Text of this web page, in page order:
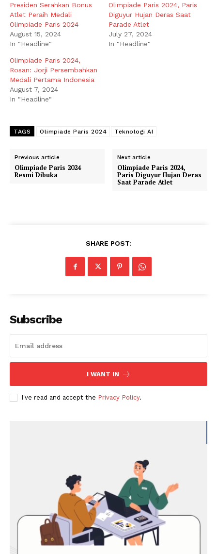
Presiden Serahkan Bonus
Atlet Peraih Medali
Olimpiade Paris 2024
August 15, 2024
In "Headline"
Olimpiade Paris 2024, Paris
Diguyur Hujan Deras Saat
Parade Atlet
July 27, 2024
In "Headline"
Olimpiade Paris 2024,
Rosan: Jorji Persembahkan
Medali Pertama Indonesia
August 7, 2024
In "Headline"
TAGS Olimpiade Paris 2024 Teknologi AI
Previous article
Olimpiade Paris 2024
Resmi Dibuka
Next article
Olimpiade Paris 2024,
Paris Diguyur Hujan Deras
Saat Parade Atlet
SHARE POST:
Subscribe
I WANT IN
I've read and accept the Privacy Policy.